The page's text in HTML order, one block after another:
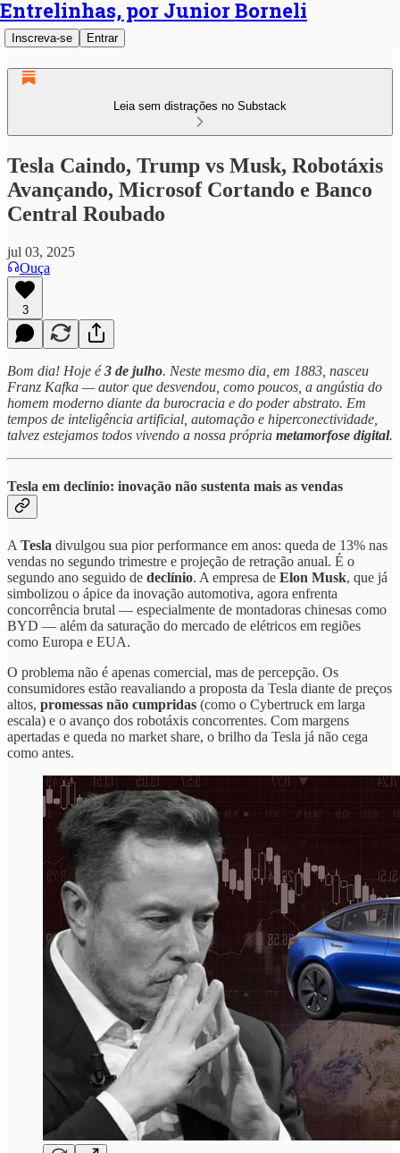
Entrelinhas, por Junior Borneli
Inscreva-se Entrar
Leia sem distrações no Substack
Tesla Caindo, Trump vs Musk, Robotáxis
Avançando, Microsof Cortando e Banco
Central Roubado
jul 03, 2025
Ouça
3
Bom dia! Hoje é3 de julho. Neste mesmo dia, em 1883, nasceu
Franz Kafka — autor que desvendou, como poucos, a angústia do
homem moderno diante da burocracia e do poder abstrato. Em
tempos de inteligência artificial, automação e hiperconectividade,
talvez estejamos todos vivendo a nossa própria metamorfose digital.
Tesla em declínio: inovação não sustenta mais as vendas
A Tesla divulgou sua pior performance em anos: queda de 13% nas
vendas no segundo trimestre e projeção de retração anual. É o
segundo ano seguido de declínio. A empresa de Elon Musk, que já
simbolizou o ápice da inovação automotiva, agora enfrenta
concorrência brutal — especialmente de montadoras chinesas como
BYD — além da saturação do mercado de elétricos em regiões
como Europa e EUA.
O problema não é apenas comercial, mas de percepção. Os
consumidores estão reavaliando a proposta da Tesla diante de preços
altos, promessas não cumpridas (como o Cybertruck em larga
escala) e o avanço dos robotáxis concorrentes. Com margens
apertadas e queda no market share, o brilho da Tesla já não cega
como antes.